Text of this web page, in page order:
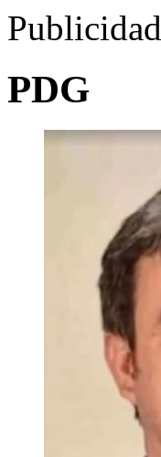
Publicidad
PDG